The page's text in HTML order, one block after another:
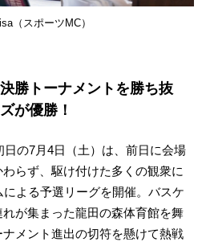
（スポーツMC）
勝トーナメントを勝ち抜
が優勝！
日の7月4日（土）は、前日に会場
らず、駆け付けた多くの観衆に
よる予選リーグを開催。バスケ
が集まった龍田の森体育館を舞
メント進出の切符を懸けて熱戦